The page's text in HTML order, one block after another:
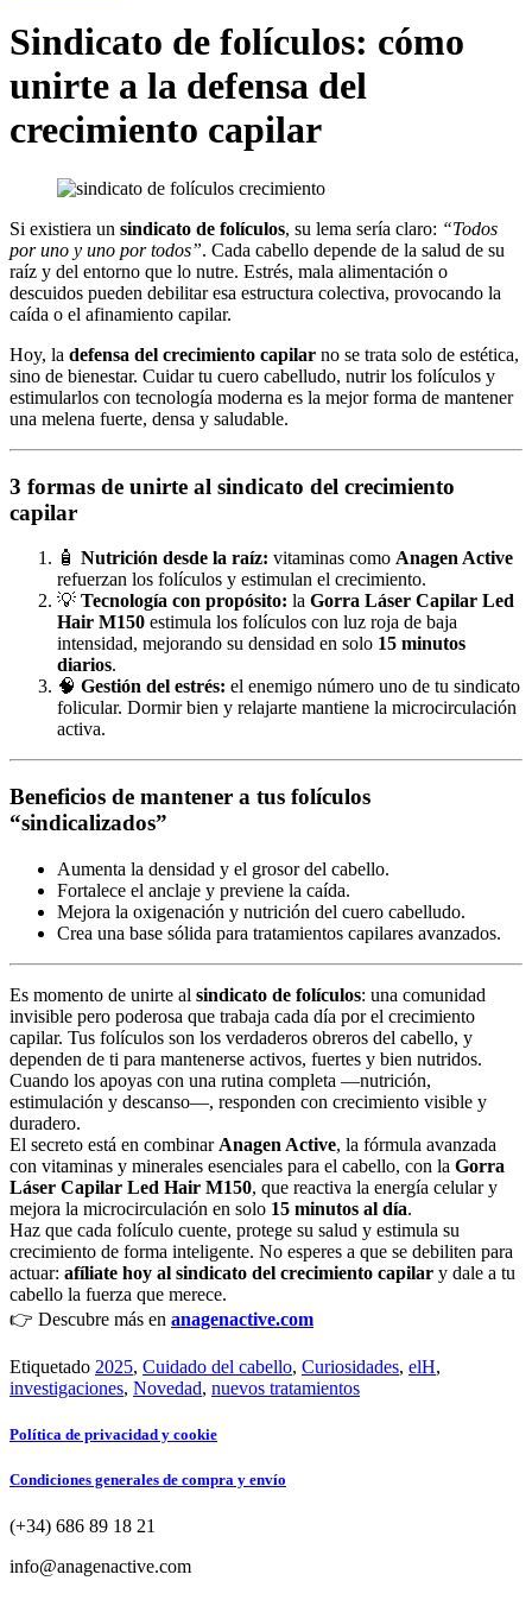
Sindicato de folículos: cómo
unirte a la defensa del
crecimiento capilar
Si existiera un sindicato de folículos, su lema sería claro: “Todos
por uno y uno por todos”. Cada cabello depende de la salud de su
raíz y del entorno que lo nutre. Estrés, mala alimentación o
descuidos pueden debilitar esa estructura colectiva, provocando la
caída o el afinamiento capilar.
Hoy, la defensa del crecimiento capilar no se trata solo de estética,
sino de bienestar. Cuidar tu cuero cabelludo, nutrir los folículos y
estimularlos con tecnología moderna es la mejor forma de mantener
una melena fuerte, densa y saludable.
3 formas de unirte al sindicato del crecimiento
capilar
🧴 Nutrición desde la raíz: vitaminas como Anagen Active
refuerzan los folículos y estimulan el crecimiento.
💡 Tecnología con propósito: la Gorra Láser Capilar Led
Hair M150 estimula los folículos con luz roja de baja
intensidad, mejorando su densidad en solo 15 minutos
diarios.
🧠 Gestión del estrés: el enemigo número uno de tu sindicato
folicular. Dormir bien y relajarte mantiene la microcirculación
activa.
Beneficios de mantener a tus folículos
“sindicalizados”
Aumenta la densidad y el grosor del cabello.
Fortalece el anclaje y previene la caída.
Mejora la oxigenación y nutrición del cuero cabelludo.
Crea una base sólida para tratamientos capilares avanzados.
Es momento de unirte al sindicato de folículos: una comunidad
invisible pero poderosa que trabaja cada día por el crecimiento
capilar. Tus folículos son los verdaderos obreros del cabello, y
dependen de ti para mantenerse activos, fuertes y bien nutridos.
Cuando los apoyas con una rutina completa —nutrición,
estimulación y descanso—, responden con crecimiento visible y
duradero.
El secreto está en combinar Anagen Active, la fórmula avanzada
con vitaminas y minerales esenciales para el cabello, con la Gorra
Láser Capilar Led Hair M150, que reactiva la energía celular y
mejora la microcirculación en solo 15 minutos al día.
Haz que cada folículo cuente, protege su salud y estimula su
crecimiento de forma inteligente. No esperes a que se debiliten para
actuar: afíliate hoy al sindicato del crecimiento capilar y dale a tu
cabello la fuerza que merece.
👉 Descubre más en anagenactive.com
Etiquetado 2025, Cuidado del cabello, Curiosidades, elH,
investigaciones, Novedad, nuevos tratamientos
Política de privacidad y cookie
Condiciones generales de compra y envío
(+34) 686 89 18 21
info@anagenactive.com